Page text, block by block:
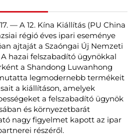
— A 12. Kína Kiállítás (PU China
régió éves ipari eseménye
ajtaját a Szaóngai Új Nemzeti
hazai felszabadító ügynökkal
a Shandong Luwanhong
legmodernebb termékeit
a kiállításon, amelyek
a felszabadító ügynök
és környezetbarát
nagy figyelmet kapott az ipar
részéről.